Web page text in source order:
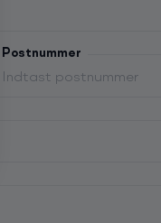
Postnummer